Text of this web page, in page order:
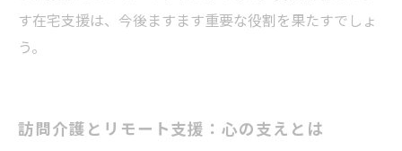
す在宅支援は、今後ますます重要な役割を果たすでしょ
う。
訪問介護とリモート支援：心の支えとは